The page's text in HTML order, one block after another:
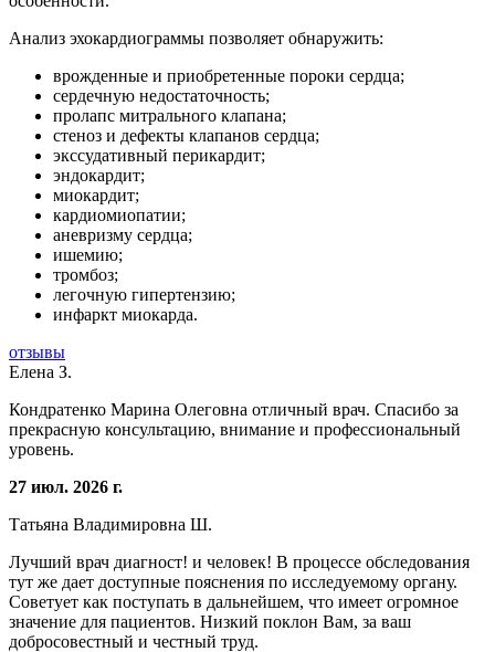
Анализ эхокардиограммы позволяет обнаружить:
врожденные и приобретенные пороки сердца;
сердечную недостаточность;
пролапс митрального клапана;
стеноз и дефекты клапанов сердца;
экссудативный перикардит;
эндокардит;
миокардит;
кардиомиопатии;
аневризму сердца;
ишемию;
тромбоз;
легочную гипертензию;
инфаркт миокарда.
отзывы
Елена З.
Кондратенко Марина Олеговна отличный врач. Спасибо за
прекрасную консультацию, внимание и профессиональный
уровень.
27 июл. 2026 г.
Татьяна Владимировна Ш.
Лучший врач диагност! и человек! В процессе обследования
тут же дает доступные пояснения по исследуемому органу.
Советует как поступать в дальнейшем, что имеет огромное
значение для пациентов. Низкий поклон Вам, за ваш
добросовестный и честный труд.